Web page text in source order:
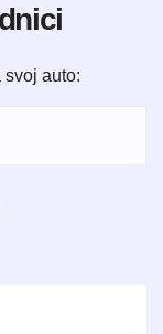
svoj auto: